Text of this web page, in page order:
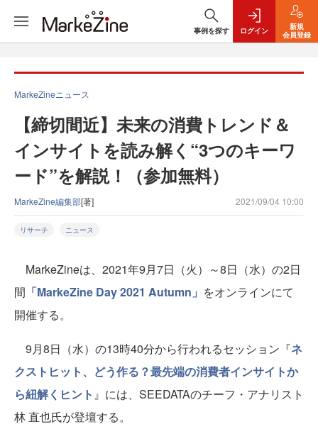
事例を探す ログイン
新規
会員登録
MarkeZineニュース
【締切間近】未来の消費トレンド＆
インサイトを読み解く“3つのキーワ
ード”を解説！（参加無料）
MarkeZine編集部[著] 2021/09/04 10:00
リサーチ ニュース
MarkeZineは、2021年9月7日（火）～8日（水）の2日
間 「MarkeZine Day 2021 Autumn」 をオンラインにて
開催する。
9月8日（水）の13時40分から行われるセッション『ネ
クストヒット、どう作る？最先端の消費者インサイトか
ら紐解くヒント 』には、SEEDATAのチーフ・アナリスト
林 直也氏が登壇する。